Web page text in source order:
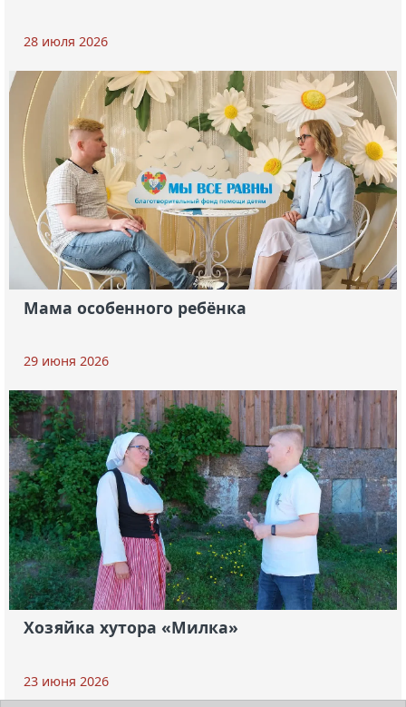
28 июля 2026
Мама особенного ребёнка
29 июня 2026
Хозяйка хутора «Милка»
23 июня 2026